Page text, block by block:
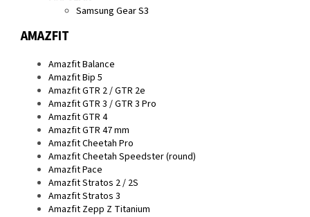
Samsung Gear S3
AMAZFIT
Amazfit Balance
Amazfit Bip 5
Amazfit GTR 2 / GTR 2e
Amazfit GTR 3 / GTR 3 Pro
Amazfit GTR 4
Amazfit GTR 47 mm
Amazfit Cheetah Pro
Amazfit Cheetah Speedster (round)
Amazfit Pace
Amazfit Stratos 2 / 2S
Amazfit Stratos 3
Amazfit Zepp Z Titanium